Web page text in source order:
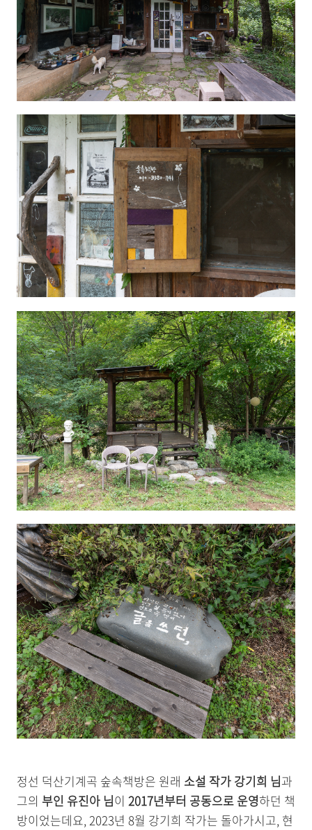
정선 덕산기계곡 숲속책방은 원래 소설 작가 강기희 님과
그의 부인 유진아 님이 2017년부터 공동으로 운영하던 책
방이었는데요, 2023년 8월 강기희 작가는 돌아가시고, 현